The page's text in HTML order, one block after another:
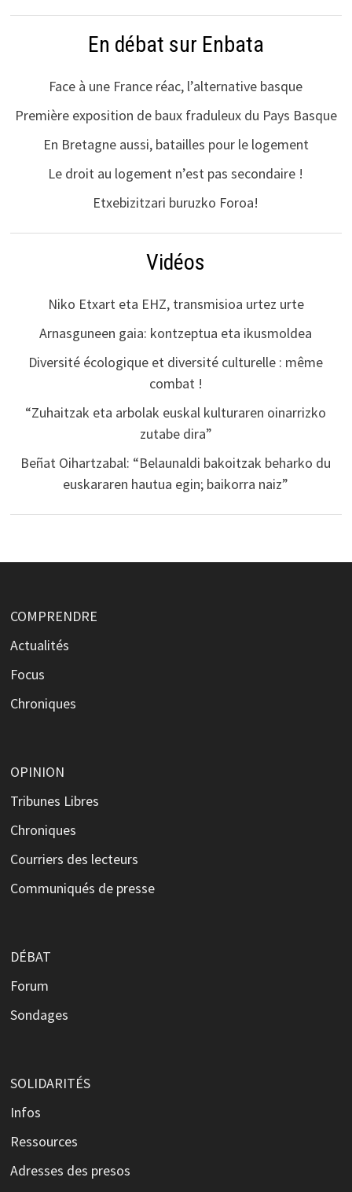
En débat sur Enbata
Face à une France réac, l’alternative basque
Première exposition de baux fraduleux du Pays Basque
En Bretagne aussi, batailles pour le logement
Le droit au logement n’est pas secondaire !
Etxebizitzari buruzko Foroa!
Vidéos
Niko Etxart eta EHZ, transmisioa urtez urte
Arnasguneen gaia: kontzeptua eta ikusmoldea
Diversité écologique et diversité culturelle : même
combat !
“Zuhaitzak eta arbolak euskal kulturaren oinarrizko
zutabe dira”
Beñat Oihartzabal: “Belaunaldi bakoitzak beharko du
euskararen hautua egin; baikorra naiz”
COMPRENDRE
Actualités
Focus
Chroniques
OPINION
Tribunes Libres
Chroniques
Courriers des lecteurs
Communiqués de presse
DÉBAT
Forum
Sondages
SOLIDARITÉS
Infos
Ressources
Adresses des presos